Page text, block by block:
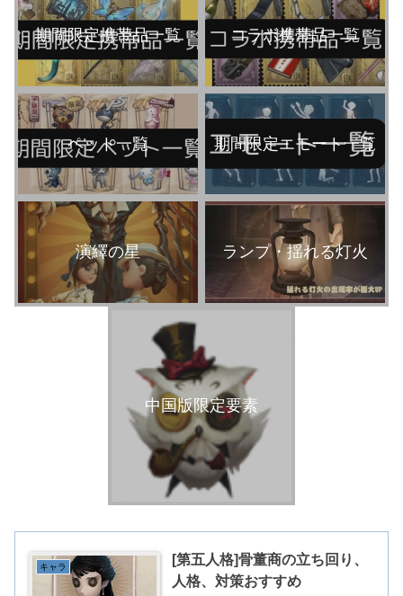
期間限定携帯品一覧 コラボ携帯品一覧
ペット一覧 期間限定エモート一覧
演繹の星 ランプ・揺れる灯火
中国版限定要素
キャラ
[第五人格]骨董商の立ち回り、
人格、対策おすすめ